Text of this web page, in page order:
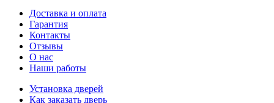
Доставка и оплата
Гарантия
Контакты
Отзывы
О нас
Наши работы
Установка дверей
Как заказать дверь